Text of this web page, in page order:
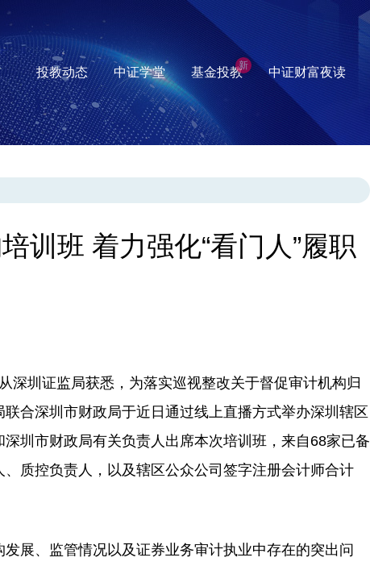
投教动态 中证学堂 基金投教新 中证财富夜读
训班 着力强化“看门人”履职
深圳证监局获悉，为落实巡视整改关于督促审计机构归
合深圳市财政局于近日通过线上直播方式举办深圳辖区
圳市财政局有关负责人出席本次培训班，来自68家已备
质控负责人，以及辖区公众公司签字注册会计师合计
、监管情况以及证券业务审计执业中存在的突出问